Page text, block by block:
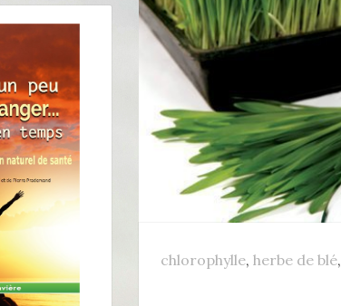
chlorophylle, herbe de blé,